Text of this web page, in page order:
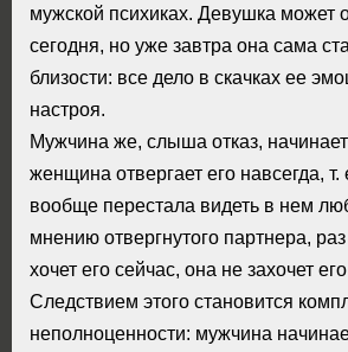
мужской психиках. Девушка может
сегодня, но уже завтра она сама
близости: все дело в скачках ее
настроя.
Мужчина же, слыша отказ,
женщина отвергает его навсегда, т.
вообще перестала видеть в нем
мнению отвергнутого партнера,
хочет его сейчас, она не захочет
Следствием этого становится
неполноценности: мужчина